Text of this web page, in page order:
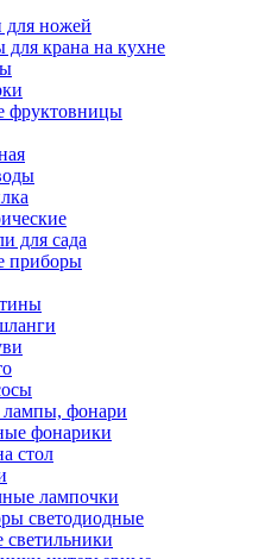
для ножей
для крана на кухне
фруктовницы
для сада
приборы
фонари
фонарики
стол
лампочки
светодиодные
светильники